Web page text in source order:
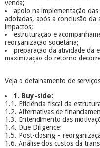
venda;
apoio na implementação
adotadas, após a conclusão da
impactos;
estruturação e
reorganização societária;
preparação da atividade da
maximização do retorno
Veja o detalhamento de
1. Buy-side:
1.1. Eficiência fiscal da
1.2. Alternativas de
1.3. Entendimento das
1.4. Due Diligence;
1.5. Post-closing –
1.6. Análise dos custos da